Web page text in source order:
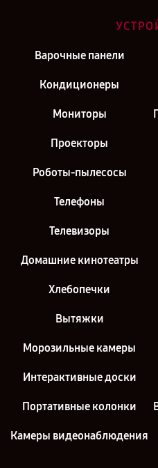
Варочные панели
Кондиционеры
Мониторы
Проекторы
Роботы-пылесосы
Телефоны
Телевизоры
Домашние кинотеатры
Хлебопечки
Вытяжки
Морозильные камеры
Интерактивные доски
Портативные колонки
Камеры видеонаблюдения